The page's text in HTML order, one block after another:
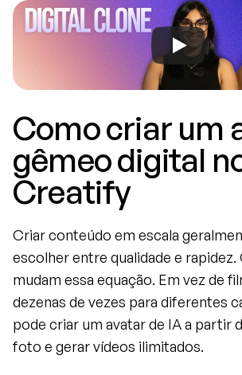
Como criar um
gêmeo digital
Creatify
Criar conteúdo em escala
escolher entre qualidade e rapidez.
mudam essa equação. Em vez de
dezenas de vezes para diferentes
pode criar um avatar de IA a partir
foto e gerar vídeos ilimitados.